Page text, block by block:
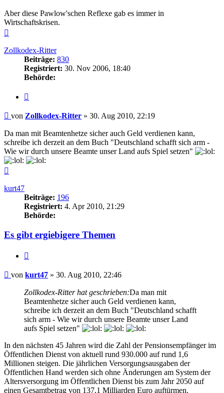
Aber diese Pawlow'schen Reflexe gab es immer in
Wirtschaftskrisen.
Zollkodex-Ritter
Beiträge: 830
Registriert: 30. Nov 2006, 18:40
Behörde:
Beitrag
von Zollkodex-Ritter » 30. Aug 2010, 22:19
Da man mit Beamtenhetze sicher auch Geld verdienen kann,
schreibe ich derzeit an dem Buch "Deutschland schafft sich arm -
Wie wir durch unsere Beamte unser Land aufs Spiel setzen"
kurt47
Beiträge: 196
Registriert: 4. Apr 2010, 21:29
Behörde:
Es gibt ergiebigere Themen
Beitrag
von kurt47 » 30. Aug 2010, 22:46
Zollkodex-Ritter hat geschrieben:Da man mit
Beamtenhetze sicher auch Geld verdienen kann,
schreibe ich derzeit an dem Buch "Deutschland schafft
sich arm - Wie wir durch unsere Beamte unser Land
aufs Spiel setzen"
In den nächsten 45 Jahren wird die Zahl der Pensionsempfänger im
Öffentlichen Dienst von aktuell rund 930.000 auf rund 1,6
Millionen steigen. Die jährlichen Versorgungsausgaben der
Öffentlichen Hand werden sich ohne Änderungen am System der
Altersversorgung im Öffentlichen Dienst bis zum Jahr 2050 auf
einen Gesamtbetrag von 137,1 Milliarden Euro auftürmen.